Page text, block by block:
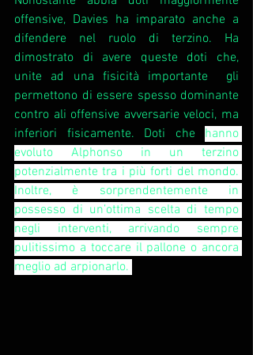
offensive, Davies ha imparato anche a
difendere nel ruolo di terzino. Ha
dimostrato di avere queste doti che,
unite ad una fisicità importante  gli
permettono di essere spesso dominante
contro ali offensive avversarie veloci, ma
inferiori fisicamente. Doti che hanno
evoluto Alphonso in un terzino
potenzialmente tra i più forti del mondo.
Inoltre, è sorprendentemente in
possesso di un’ottima scelta di tempo
negli interventi, arrivando sempre
pulitissimo a toccare il pallone o ancora
meglio ad arpionarlo.